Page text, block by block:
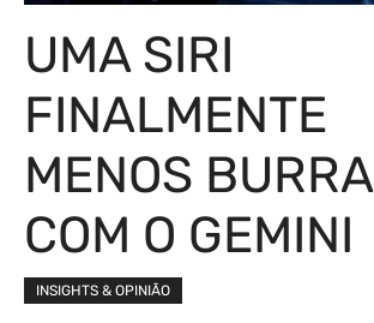
UMA SIRI
FINALMENTE
MENOS BURRA
COM O GEMINI
INSIGHTS & OPINIÃO